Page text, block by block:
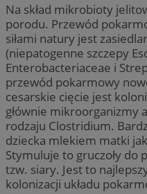
Na skład mikrobioty
porodu. Przewód
siłami natury jest
(niepatogenne szczepy
Enterobacteriaceae i
przewód pokarmowy
cesarskie cięcie jest
głównie mikroorganizmy
rodzaju Clostridium.
dziecka mlekiem matki
Stymuluje to gruczoły do
tzw. siary. Jest to
kolonizacji układu